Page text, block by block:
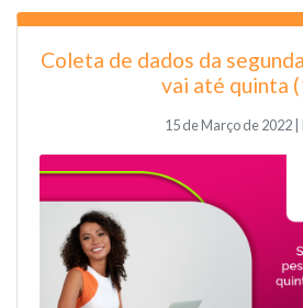
Coleta de dados da
vai até quinta
15 de Março de 2022 |